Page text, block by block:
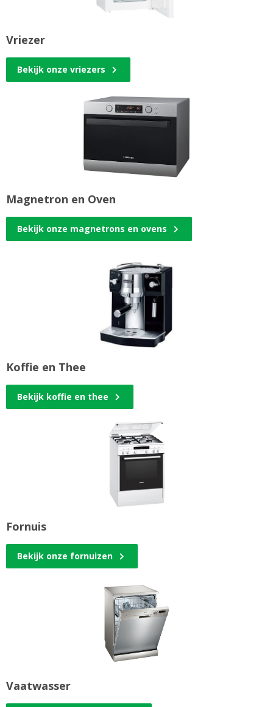
Vriezer
Bekijk onze vriezers
Magnetron en Oven
Bekijk onze magnetrons en ovens
Koffie en Thee
Bekijk koffie en thee
Fornuis
Bekijk onze fornuizen
Vaatwasser